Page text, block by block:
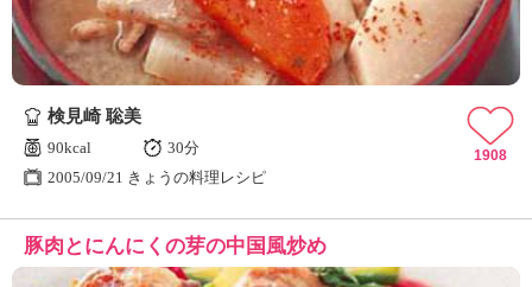
検見崎 聡美
90kcal
30分
2005/09/21 きょうの料理レシピ
1908
豚肉とにんにくの芽の中国風炒め